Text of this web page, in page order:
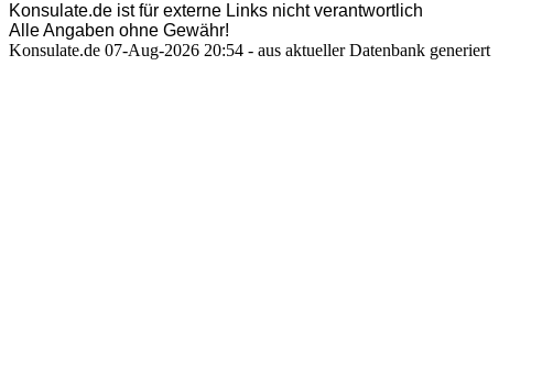
Konsulate.de ist für externe Links nicht verantwortlich
Alle Angaben ohne Gewähr!
Konsulate.de 07-Aug-2026 20:54 - aus aktueller Datenbank generiert